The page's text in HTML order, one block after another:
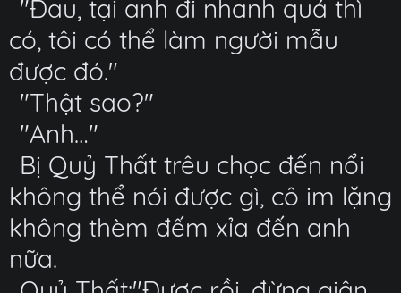
"Đau, tại anh đi nhanh quá thì
có, tôi có thể làm người mẫu
được đó."
"Thật sao?"
"Anh…"
Bị Quỷ Thất trêu chọc đến nổi
không thể nói được gì, cô im lặng
không thèm đếm xỉa đến anh
nữa.